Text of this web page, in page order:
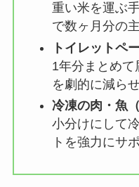
重い米を運ぶ
で数ヶ月分の
トイレットペ
1年分まとめ
を劇的に減らせ
冷凍の肉・魚
小分けにして
トを強力にサ